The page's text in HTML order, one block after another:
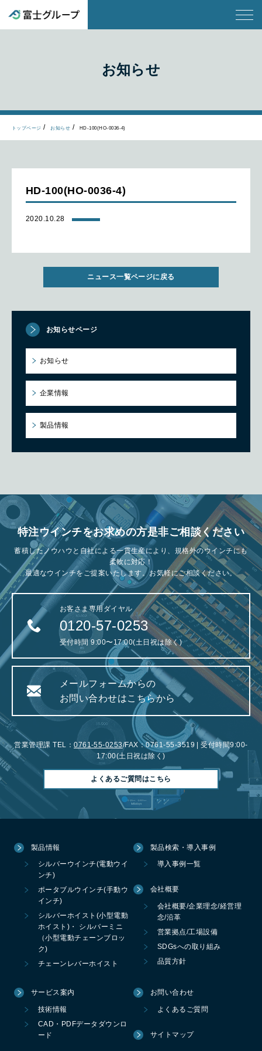
お知らせ
トップページ お知らせ HD-100(HO-0036-4)
HD-100(HO-0036-4)
2020.10.28
ニュース一覧ページに戻る
お知らせページ
お知らせ
企業情報
製品情報
特注ウインチをお求めの方是非ご相談ください
蓄積したノウハウと自社による一貫生産により、規格外のウインチにも
柔軟に対応！
最適なウインチをご提案いたします。お気軽にご相談ください。
お客さま専用ダイヤル
0120-57-0253
受付時間 9:00〜17:00(土日祝は除く)
メールフォームからの
お問い合わせはこちらから
営業管理課 TEL：0761-55-0253/FAX：0761-55-3519 | 受付時間9:00-
17:00(土日祝は除く)
よくあるご質問はこちら
製品情報
シルバーウインチ(電動ウイ
ンチ)
ポータブルウインチ(手動ウ
インチ)
シルバーホイスト(小型電動
ホイスト)・ シルバーミニ
（小型電動チェーンブロッ
ク)
チェーンレバーホイスト
製品検索・導入事例
導入事例一覧
会社概要
会社概要/企業理念/経営理
念/沿革
営業拠点/工場設備
SDGsへの取り組み
品質方針
サービス案内
技術情報
CAD・PDFデータダウンロ
ード
お問い合わせ
よくあるご質問
サイトマップ